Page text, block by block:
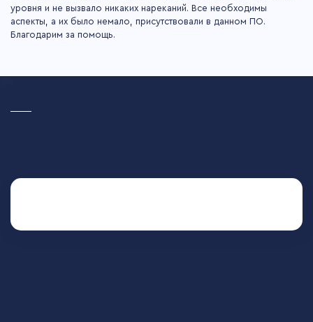
уровня и не вызвало никаких нареканий. Все необходимы
аспекты, а их было немало, присутствовали в данном ПО.
Благодарим за помощь.